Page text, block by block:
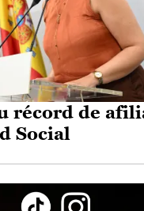
récord de
Social